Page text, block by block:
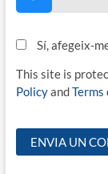
Sí, afegeix-
This site is
PolicyandTerms